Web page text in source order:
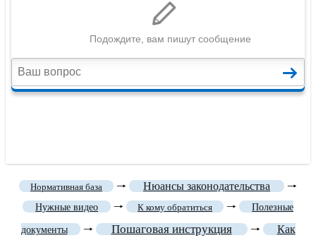
Нормативная база 🠒 Нюансы законодательства 🠒
Нужные видео 🠒 К кому обратиться 🠒 Полезные
документы 🠒 Пошаговая инструкция 🠒
Как